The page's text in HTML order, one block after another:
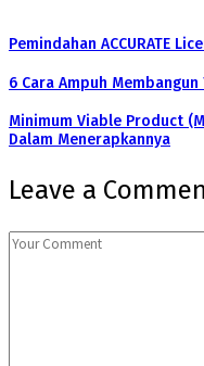
Pemindahan ACCURATE
6 Cara Ampuh
Minimum Viable Product
Dalam Menerapkannya
Leave a